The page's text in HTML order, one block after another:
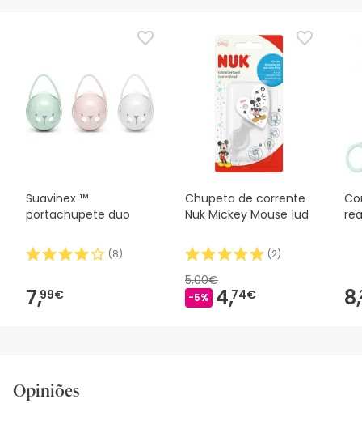
Suavinex ™
portachupete duo
(8)
7,99€
Chupeta de corrente
Nuk Mickey Mouse 1ud
(2)
5,00€
-5% 4,74€ 8,
Opiniões